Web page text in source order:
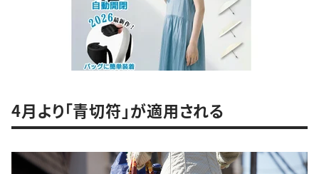
4月より「青切符」が適用される